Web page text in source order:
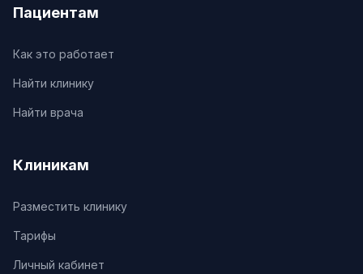
Пациентам
Как это работает
Найти клинику
Найти врача
Клиникам
Разместить клинику
Тарифы
Личный кабинет